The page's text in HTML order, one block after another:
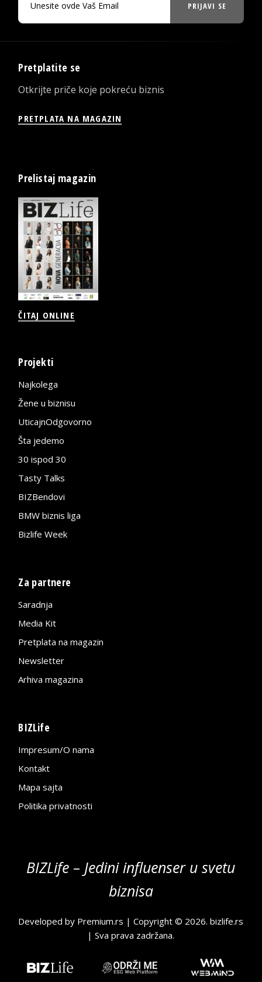
PRIJAVI SE
Pretplatite se
Otkrijte priče koje pokreću biznis
PRETPLATA NA MAGAZIN
Prelistaj magazin
ČITAJ ONLINE
Projekti
Najkolega
Žene u biznisu
UticajnOdgovorno
Šta jedemo
30 ispod 30
Tasty Talks
BIZBendovi
BMW biznis liga
Bizlife Week
Za partnere
Saradnja
Media Kit
Pretplata na magazin
Newsletter
Arhiva magazina
BIZLife
Impresum/O nama
Kontakt
Mapa sajta
Politika privatnosti
BIZLife – Jedini influenser u svetu
biznisa
Developed by Premium.rs | Copyright © 2026.bizlife.rs
| Sva prava zadržana.